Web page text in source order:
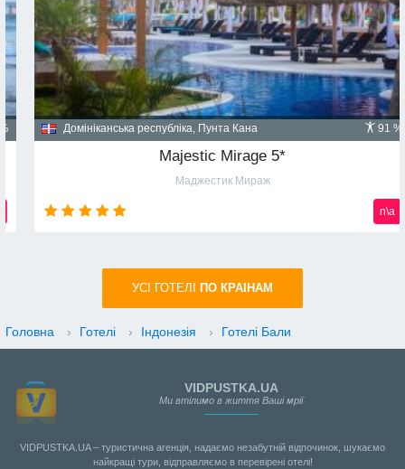
91 %
Домініканська республіка, Пунта Кана
Majestic Mirage 5*
Маджестик Мираж
УСI ГОТЕЛІ ПО КРАIНАМ
Головна › Готелі › Індонезія › Готелі Бали
VIDPUSTKA.UA
Ми втілимо в життя Ваші мрії
VIDPUSTKA.UA – туристична агенція, надаємо незабутній відпочинок, шукаємо
найкращі тури, відправляємо в перевірені отелі!